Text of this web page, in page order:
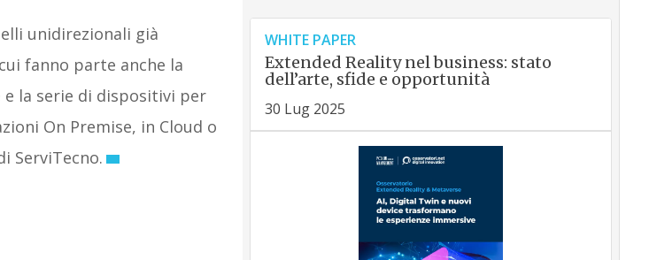
unidirezionali già
fanno parte anche la
la serie di dispositivi per
On Premise, in Cloud o
ServiTecno.
WHITE PAPER
Extended Reality nel business: stato
dell’arte, sfide e opportunità
30 Lug 2025